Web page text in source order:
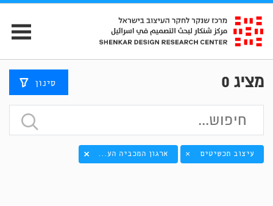
מציג 0 סינון
עיצוב תכשיטים × ארגון המכביה הע...